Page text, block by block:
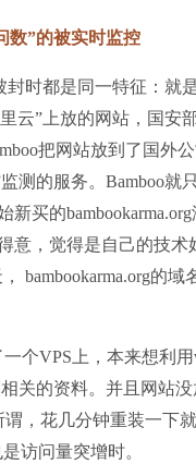
数”的被实时监控
封时都是同一特征：就
云”上放的网站，国安
把网站放到了国外
测的服务。Bamboo就
新买的
意，觉得是自己的技术
bambookarma.org的
个VPS上，本来想利
关的资料。并且网站
，花几分钟重装一下
访问量突增时。